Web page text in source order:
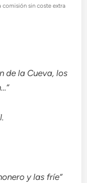
comisión sin coste extra
de la Cueva, los
y las fríe”